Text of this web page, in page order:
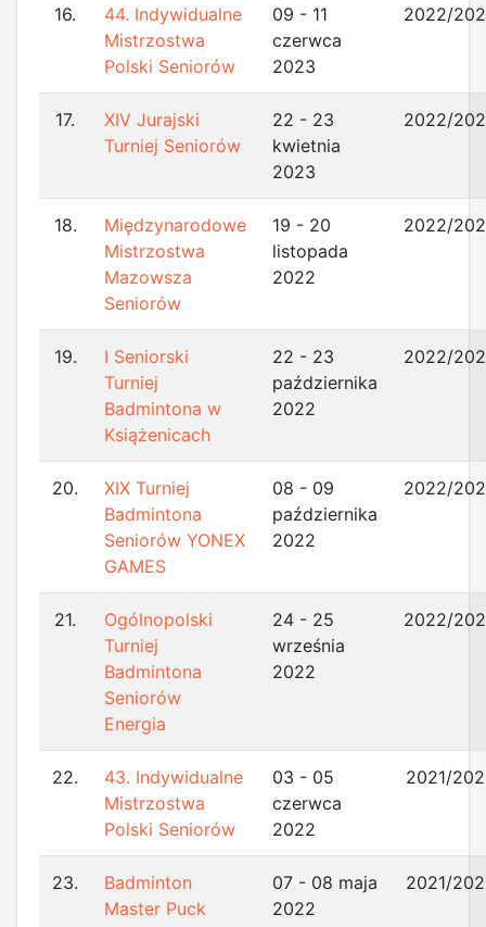
16.
44. Indywidualne
Mistrzostwa
Polski Seniorów
09 - 11
czerwca
2023
2022/
17.
XIV Jurajski
Turniej Seniorów
22 - 23
kwietnia
2023
2022/
18.
Międzynarodowe
Mistrzostwa
Mazowsza
Seniorów
19 - 20
listopada
2022
2022/
19.
I Seniorski
Turniej
Badmintona w
Książenicach
22 - 23
października
2022
2022/
20.
XIX Turniej
Badmintona
Seniorów YONEX
GAMES
08 - 09
października
2022
2022/
21.
Ogólnopolski
Turniej
Badmintona
Seniorów
Energia
24 - 25
września
2022
2022/
22.
43. Indywidualne
Mistrzostwa
Polski Seniorów
03 - 05
czerwca
2022
2021/
23.
Badminton
Master Puck
07 - 08 maja
2022
2021/